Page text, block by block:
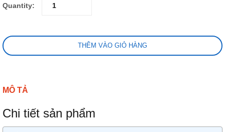
Quantity:
THÊM VÀO GIỎ HÀNG
MÔ TẢ
Chi tiết sản phẩm